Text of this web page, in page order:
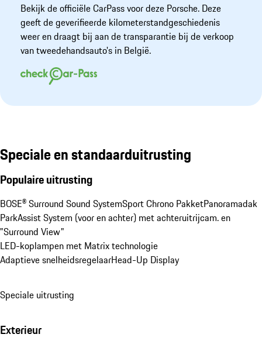
Bekijk de officiële CarPass voor deze Porsche. Deze
geeft de geverifieerde kilometerstandgeschiedenis
weer en draagt bij aan de transparantie bij de verkoop
van tweedehandsauto's in België.
Speciale en standaarduitrusting
Populaire uitrusting
BOSE® Surround Sound SystemSport Chrono PakketPanoramadak
ParkAssist System (voor en achter) met achteruitrijcam. en
"Surround View"
LED-koplampen met Matrix technologie
Adaptieve snelheidsregelaarHead-Up Display
Speciale uitrusting
Exterieur